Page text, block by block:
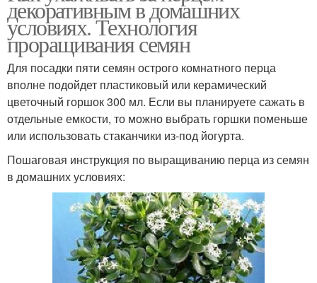
декоративным в домашних
условиях. Технология
проращивания семян
Для посадки пяти семян острого комнатного перца
вполне подойдет пластиковый или керамический
цветочный горшок 300 мл. Если вы планируете сажать в
отдельные емкости, то можно выбрать горшки поменьше
или использовать стаканчики из-под йогурта.
Пошаговая инструкция по выращиванию перца из семян
в домашних условиях: